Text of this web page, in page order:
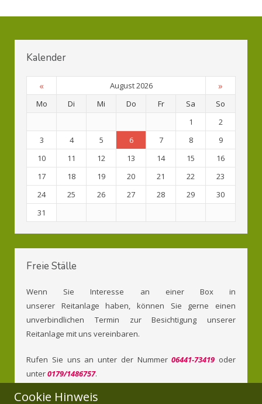
Kalender
« August 2026 »
Mo Di Mi Do Fr Sa
So
1
2
3
4 5 6 7 8
9
10
11 12 13 14 15
16
17
18 19 20 21 22
23
24
25 26 27 28 29
30
31
Freie Ställe
Wenn Sie Interesse an einer Box in
unserer Reitanlage haben, können Sie gerne einen
unverbindlichen Termin zur Besichtigung unserer
Reitanlage mit uns vereinbaren.
Rufen Sie uns an unter der Nummer06441-73419 oder
unter0179/1486757.
Cookie Hinweis